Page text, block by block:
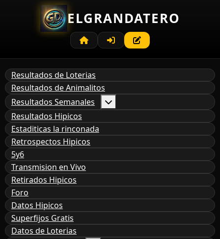
ELGRANDATERO
Resultados de Loterias
Resultados de Animalitos
Resultados Semanales
Resultados Hipicos
Estaditicas la rinconada
Retrospectos Hipicos
5y6
Transmision en Vivo
Retirados Hipicos
Foro
Datos Hipicos
Superfijos Gratis
Datos de Loterias